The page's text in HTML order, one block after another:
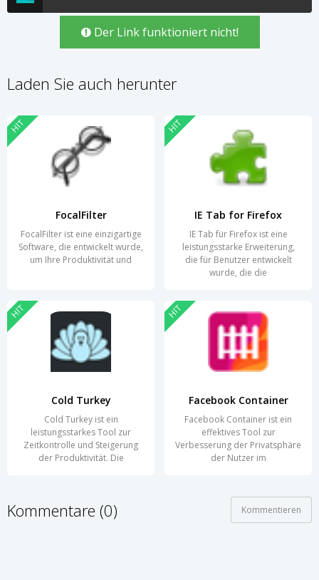
Der Link funktioniert nicht!
Laden Sie auch herunter
FocalFilter
FocalFilter ist eine einzigartige
Software, die entwickelt wurde,
um Ihre Produktivität und
HIT
IE Tab for Firefox
IE Tab für Firefox ist eine
leistungsstarke Erweiterung,
die für Benutzer entwickelt
wurde, die die
HIT
Cold Turkey
Cold Turkey ist ein
leistungsstarkes Tool zur
Zeitkontrolle und Steigerung
der Produktivität. Die
HIT
Facebook Container
Facebook Container ist ein
effektives Tool zur
Verbesserung der Privatsphäre
der Nutzer im
HIT
Kommentare (0) Kommentieren